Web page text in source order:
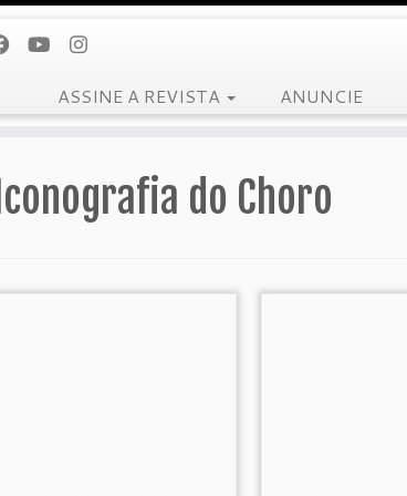
ASSINE A REVISTA ANUNCIE
Iconografia do Choro